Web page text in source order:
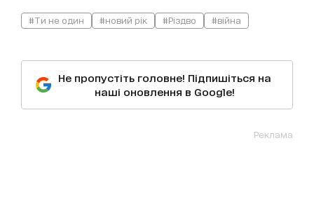
#Ти не один #новий рік #Різдво #війна
Не пропустіть головне! Підпишіться на
наші оновлення в Google!
Реклама